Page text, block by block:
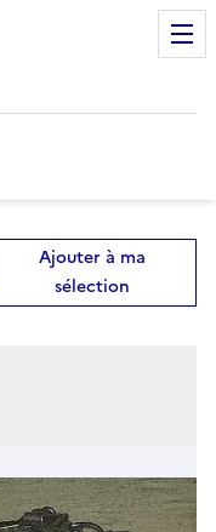
Ajouter à ma
sélection